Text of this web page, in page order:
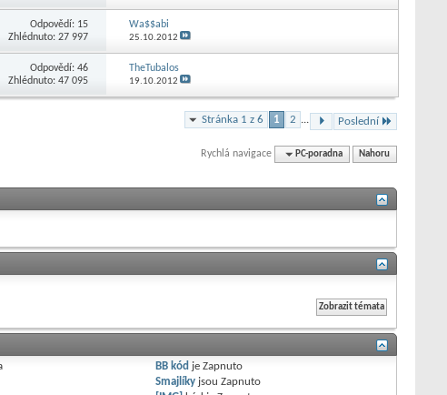
Odpovědí: 15
Zhlédnuto: 27 997
Wa$$abi
25.10.2012
Odpovědí:46
Zhlédnuto: 47 095
TheTubalos
19.10.2012
Stránka 1 z 6 1 2 ... Poslední
Rychlá navigace PC-poradna Nahoru
BB kód jeZapnuto
Smajlíky jsouZapnuto